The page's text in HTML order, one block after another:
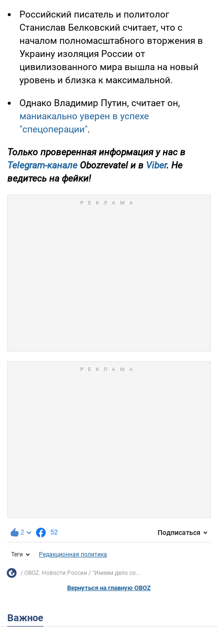
Российский писатель и политолог
Станислав Белковский считает, что с
началом полномасштабного вторжения в
Украину изоляция России от
цивилизованного мира вышла на новый
уровень и близка к максимальной.
Однако Владимир Путин, считает он,
маниакально уверен в успехе
"спецоперации".
Только проверенная информация у нас в
Telegram-канале Obozrevatel и в Viber. Не
ведитесь на фейки!
2 52 Подписаться
Теги Редакционная политика
OBOZ. Новости России "Имеем дело со...
Вернуться на главную OBOZ
Важное